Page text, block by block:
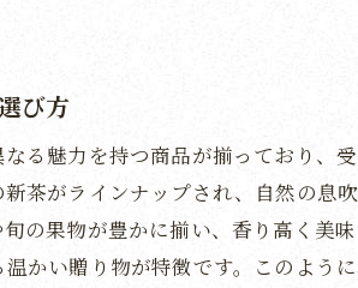
新潟の伝統工芸品とカタログギ
職人の技が光る新潟の工芸
工芸品がもたらす贈り物の
伝統と現代が融合するカタ
び方
る魅力を持つ商品が揃っており、
茶がラインナップされ、自然の
の果物が豊かに揃い、香り高く美
かい贈り物が特徴です。このよう